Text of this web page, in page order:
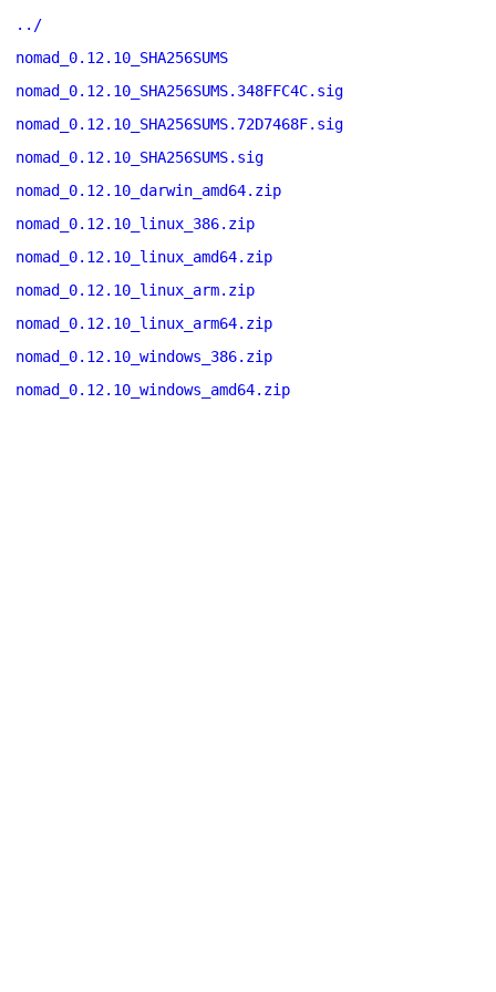
../
nomad_0.12.10_SHA256SUMS
nomad_0.12.10_SHA256SUMS.348FFC4C.sig
nomad_0.12.10_SHA256SUMS.72D7468F.sig
nomad_0.12.10_SHA256SUMS.sig
nomad_0.12.10_darwin_amd64.zip
nomad_0.12.10_linux_386.zip
nomad_0.12.10_linux_amd64.zip
nomad_0.12.10_linux_arm.zip
nomad_0.12.10_linux_arm64.zip
nomad_0.12.10_windows_386.zip
nomad_0.12.10_windows_amd64.zip